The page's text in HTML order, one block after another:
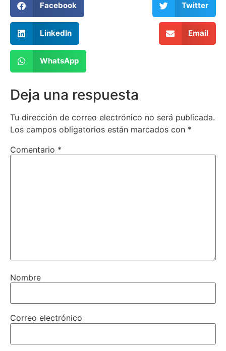
Facebook Twitter
LinkedIn Email
WhatsApp
Deja una respuesta
Tu dirección de correo electrónico no será publicada.
Los campos obligatorios están marcados con *
Comentario *
Nombre
Correo electrónico